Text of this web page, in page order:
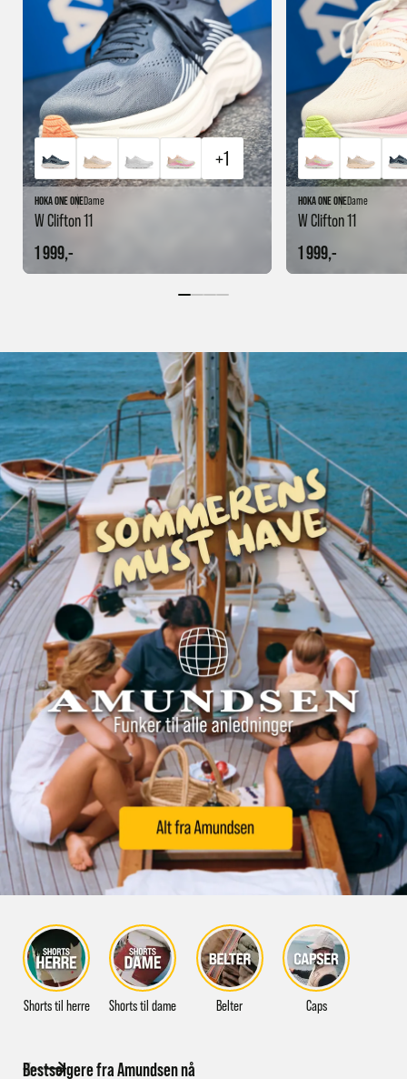
+1
HOKA ONE ONEDame
W Clifton 11
1 999,-
HOKA ONE ONEDame
W Clifton 11
1 999,-
Shorts til herre Shorts til dame Belter Caps
Bestselgere fra Amundsen nå